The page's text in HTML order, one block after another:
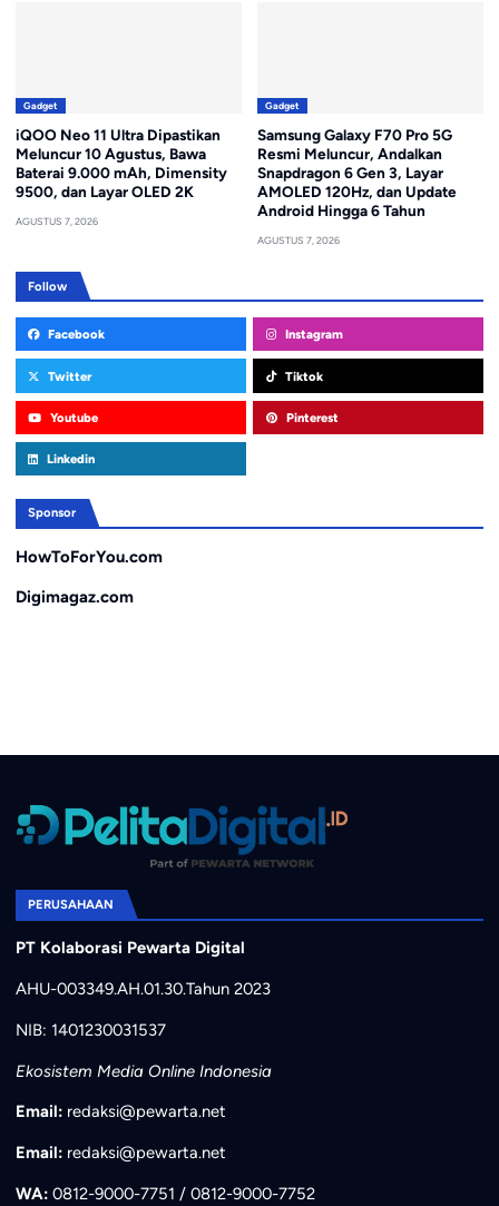
Gadget
iQOO Neo 11 Ultra Dipastikan
Meluncur 10 Agustus, Bawa
Baterai 9.000 mAh, Dimensity
9500, dan Layar OLED 2K
AGUSTUS 7, 2026
Gadget
Samsung Galaxy F70 Pro 5G
Resmi Meluncur, Andalkan
Snapdragon 6 Gen 3, Layar
AMOLED 120Hz, dan Update
Android Hingga 6 Tahun
AGUSTUS 7, 2026
Follow
Facebook Instagram
Twitter Tiktok
Youtube Pinterest
Linkedin
Sponsor
HowToForYou.com
Digimagaz.com
PERUSAHAAN
PT Kolaborasi Pewarta Digital
AHU-003349.AH.01.30.Tahun 2023
NIB: 1401230031537
Ekosistem Media Online Indonesia
Email: redaksi@pewarta.net
Email: redaksi@pewarta.net
WA:0812-9000-7751 / 0812-9000-7752